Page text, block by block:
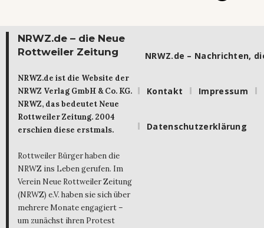
NRWZ.de – die Neue
Rottweiler Zeitung
NRWZ.de ist die Website der
NRWZ Verlag GmbH & Co. KG.
NRWZ, das bedeutet Neue
Rottweiler Zeitung. 2004
erschien diese erstmals.
Rottweiler Bürger haben die
NRWZ ins Leben gerufen. Im
Verein Neue Rottweiler Zeitung
(NRWZ) e.V. haben sie sich über
mehrere Monate engagiert –
um zunächst ihren Protest
NRWZ.de – Nachrichten,
Kontakt Impressum
Datenschutzerklärung